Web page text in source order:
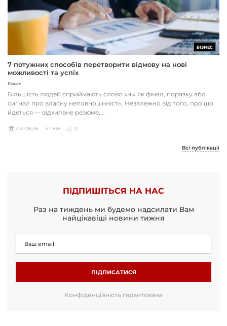
БІЗНЕС
7 потужних способів перетворити відмову на нові
можливості та успіх
Бізнес
Більшість людей сприймають слово «ні» як фінал, поразку або
сигнал про власну неповноцінність. Незалежно від того, про що
йдеться — відхилене резюме,...
04.08.26 818 0
Всі публікації
ПІДПИШІТЬСЯ НА НАС
Раз на тиждень ми будемо надсилати Вам
найцікавіші новини тижня
ПІДПИСАТИСЯ
Конфіденційність гарантована